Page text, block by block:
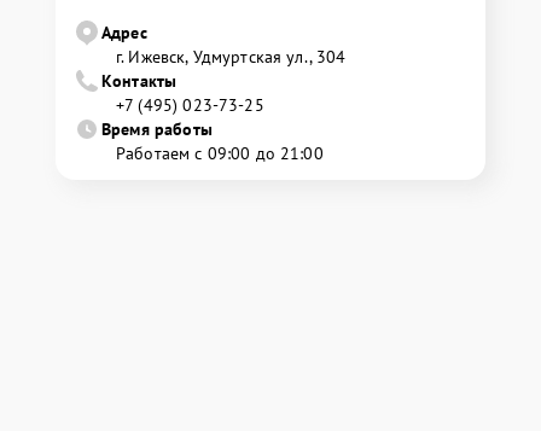
Адрес
г. Ижевск, Удмуртская ул., 304
Контакты
+7 (495) 023-73-25
Время работы
Работаем с 09:00 до 21:00